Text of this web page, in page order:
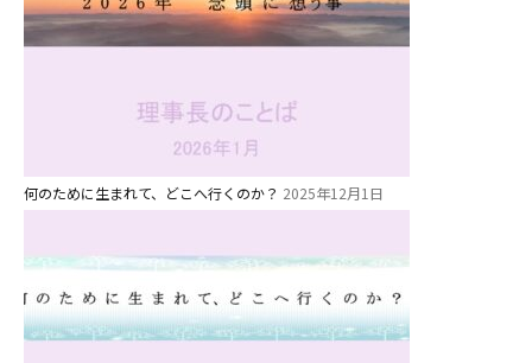
何のために生まれて、どこへ行くのか？ 2025年12月1日
未就園児クラス
0歳親子登園［マカロンクラス ]
1歳・2歳親子登園［マリポサクラ
2歳児ひとり登園［ゆず組 ]
グループ施設・
関係先リンク